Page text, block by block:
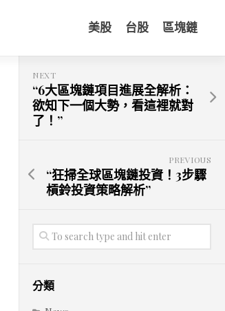
美股 台股 區塊鏈
NEXT
“6大區塊鏈項目進展全解析：
欲知下一個大勢，看這裡就對
了！”
PREVIOUS
“狂掃全球區塊鏈投資！3步驟
槓鈴投資策略解析”
分類